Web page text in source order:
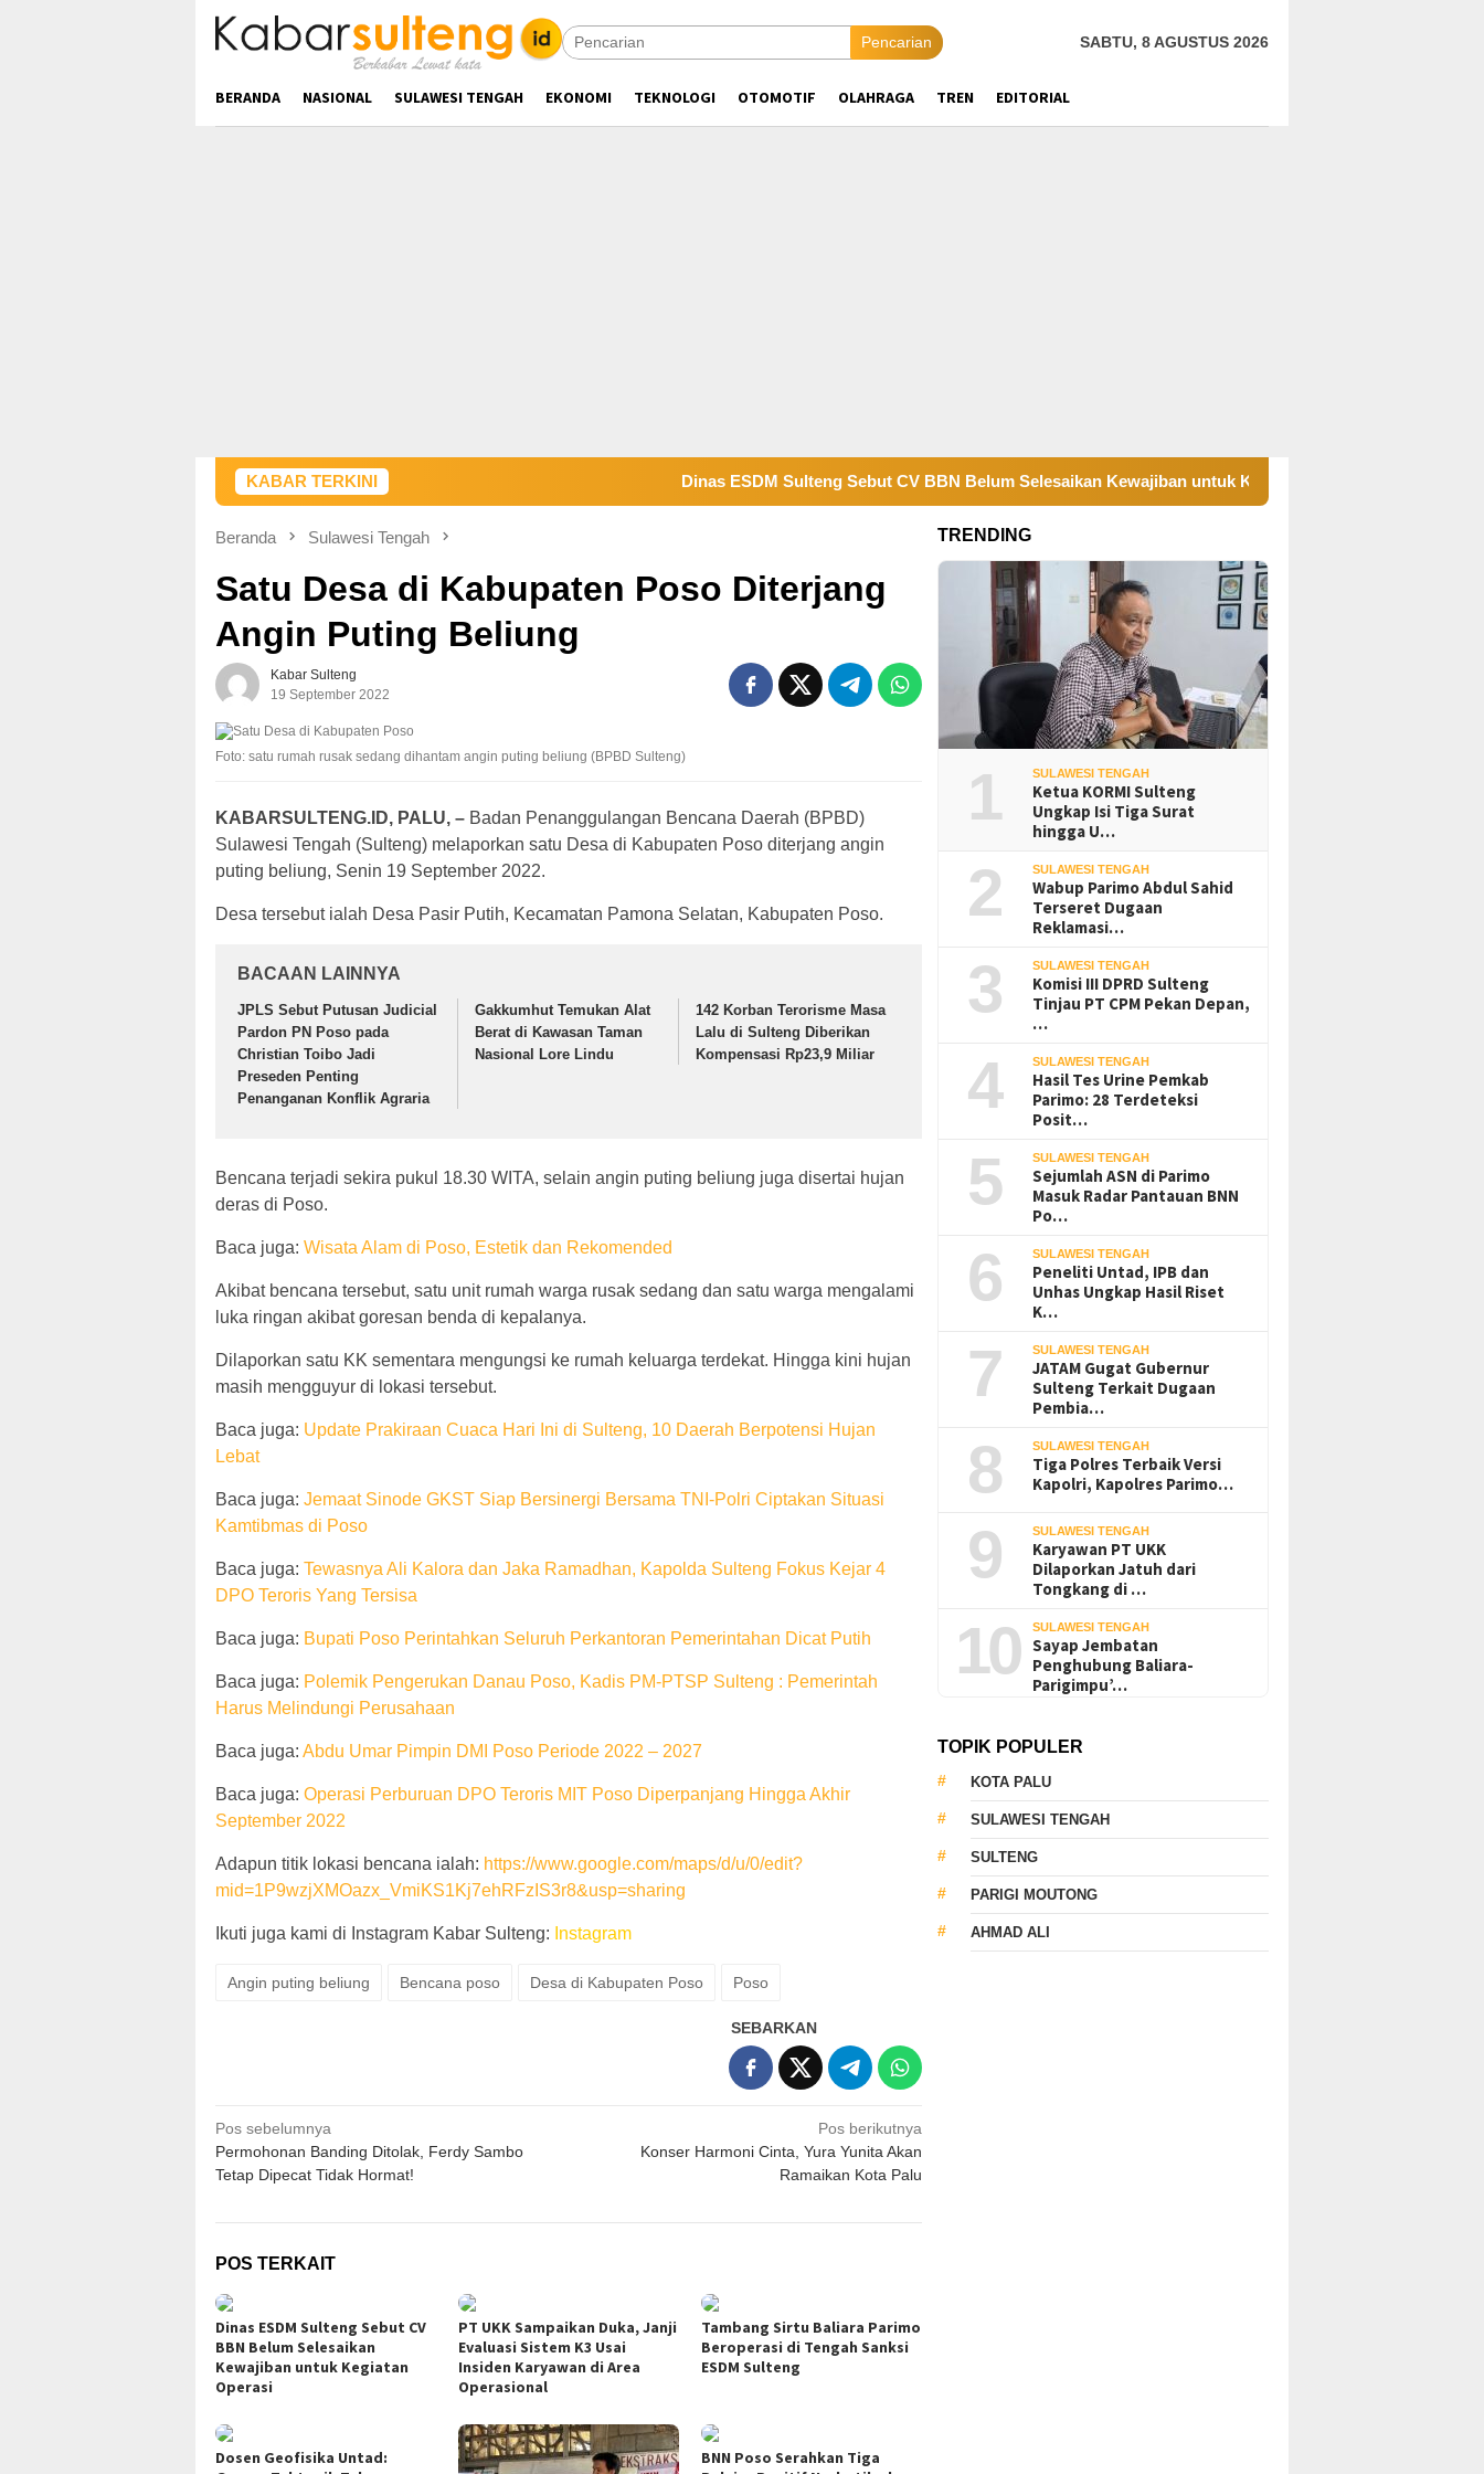
Pencarian SABTU, 8 AGUSTUS 2026
BERANDA NASIONAL SULAWESI TENGAH EKONOMI TEKNOLOGI OTOMOTIF OLAHRAGA TREN EDITORIAL
KABAR TERKINI Dinas ESDM Sulteng Sebut CV BBN Belum Selesaikan Kewajiban untuk Kegiatan Operasi
Beranda Sulawesi Tengah
Satu Desa di Kabupaten Poso Diterjang
Angin Puting Beliung
Kabar Sulteng
19 September 2022
Foto: satu rumah rusak sedang dihantam angin puting beliung (BPBD Sulteng)
KABARSULTENG.ID, PALU, – Badan Penanggulangan Bencana Daerah (BPBD)
Sulawesi Tengah (Sulteng) melaporkan satu Desa di Kabupaten Poso diterjang angin
puting beliung, Senin 19 September 2022.
Desa tersebut ialah Desa Pasir Putih, Kecamatan Pamona Selatan, Kabupaten Poso.
BACAAN LAINNYA
JPLS Sebut Putusan Judicial
Pardon PN Poso pada
Christian Toibo Jadi
Preseden Penting
Penanganan Konflik Agraria
Gakkumhut Temukan Alat
Berat di Kawasan Taman
Nasional Lore Lindu
142 Korban Terorisme Masa
Lalu di Sulteng Diberikan
Kompensasi Rp23,9 Miliar
Bencana terjadi sekira pukul 18.30 WITA, selain angin puting beliung juga disertai hujan
deras di Poso.
Baca juga: Wisata Alam di Poso, Estetik dan Rekomended
Akibat bencana tersebut, satu unit rumah warga rusak sedang dan satu warga mengalami
luka ringan akibat goresan benda di kepalanya.
Dilaporkan satu KK sementara mengungsi ke rumah keluarga terdekat. Hingga kini hujan
masih mengguyur di lokasi tersebut.
Baca juga: Update Prakiraan Cuaca Hari Ini di Sulteng, 10 Daerah Berpotensi Hujan
Lebat
Baca juga: Jemaat Sinode GKST Siap Bersinergi Bersama TNI-Polri Ciptakan Situasi
Kamtibmas di Poso
Baca juga: Tewasnya Ali Kalora dan Jaka Ramadhan, Kapolda Sulteng Fokus Kejar 4
DPO Teroris Yang Tersisa
Baca juga: Bupati Poso Perintahkan Seluruh Perkantoran Pemerintahan Dicat Putih
Baca juga: Polemik Pengerukan Danau Poso, Kadis PM-PTSP Sulteng : Pemerintah
Harus Melindungi Perusahaan
Baca juga: Abdu Umar Pimpin DMI Poso Periode 2022 – 2027
Baca juga: Operasi Perburuan DPO Teroris MIT Poso Diperpanjang Hingga Akhir
September 2022
Adapun titik lokasi bencana ialah: https://www.google.com/maps/d/u/0/edit?
mid=1P9wzjXMOazx_VmiKS1Kj7ehRFzIS3r8&usp=sharing
Ikuti juga kami di Instagram Kabar Sulteng: Instagram
Angin puting beliung Bencana poso Desa di Kabupaten Poso Poso
SEBARKAN
Navigasi
pos
Pos sebelumnya
Permohonan Banding Ditolak, Ferdy Sambo
Tetap Dipecat Tidak Hormat!
Pos berikutnya
Konser Harmoni Cinta, Yura Yunita Akan
Ramaikan Kota Palu
POS TERKAIT
Dinas ESDM Sulteng Sebut CV
BBN Belum Selesaikan
Kewajiban untuk Kegiatan
Operasi
PT UKK Sampaikan Duka, Janji
Evaluasi Sistem K3 Usai
Insiden Karyawan di Area
Operasional
Tambang Sirtu Baliara Parimo
Beroperasi di Tengah Sanksi
ESDM Sulteng
Dosen Geofisika Untad:
BNN Poso Serahkan Tiga
TRENDING
1 SULAWESI TENGAH
Ketua KORMI Sulteng
Ungkap Isi Tiga Surat
hingga U…
2 SULAWESI TENGAH
Wabup Parimo Abdul Sahid
Terseret Dugaan
Reklamasi…
3 SULAWESI TENGAH
Komisi III DPRD Sulteng
Tinjau PT CPM Pekan Depan,
…
4 SULAWESI TENGAH
Hasil Tes Urine Pemkab
Parimo: 28 Terdeteksi
Posit…
5 SULAWESI TENGAH
Sejumlah ASN di Parimo
Masuk Radar Pantauan BNN
Po…
6 SULAWESI TENGAH
Peneliti Untad, IPB dan
Unhas Ungkap Hasil Riset
K…
7 SULAWESI TENGAH
JATAM Gugat Gubernur
Sulteng Terkait Dugaan
Pembia…
8 SULAWESI TENGAH
Tiga Polres Terbaik Versi
Kapolri, Kapolres Parimo…
9 SULAWESI TENGAH
Karyawan PT UKK
Dilaporkan Jatuh dari
Tongkang di …
10 SULAWESI TENGAH
Sayap Jembatan
Penghubung Baliara-
Parigimpu’…
TOPIK POPULER
KOTA PALU
SULAWESI TENGAH
SULTENG
PARIGI MOUTONG
AHMAD ALI